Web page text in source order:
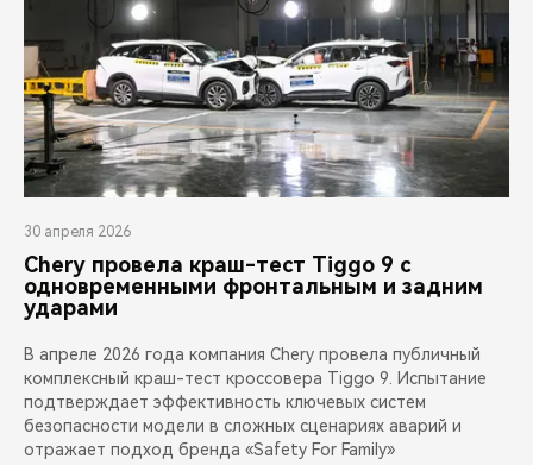
30 апреля 2026
Chery провела краш-тест Tiggo 9 с
одновременными фронтальным и задним
ударами
В апреле 2026 года компания Chery провела публичный
комплексный краш-тест кроссовера Tiggo 9. Испытание
подтверждает эффективность ключевых систем
безопасности модели в сложных сценариях аварий и
отражает подход бренда «Safety For Family»